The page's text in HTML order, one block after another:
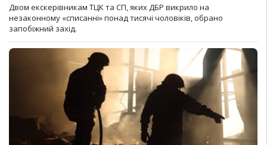
Двом екскерівникам ТЦК та СП, яких ДБР викрило на
незаконному «списанні» понад тисячі чоловіків, обрано
запобіжний захід.